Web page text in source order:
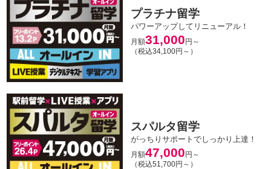
プラチナ留学
パワーアップしてリニューアル！
月額31,000 円～
（税込34,100円～）
スパルタ留学
がっちりサポートでしっかり上達！
月額47,000 円～
（税込51,700円～）